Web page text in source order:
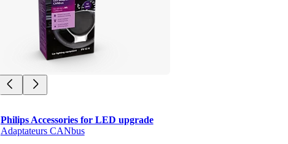
Philips Accessories for LED upgrade
Adaptateurs CANbus